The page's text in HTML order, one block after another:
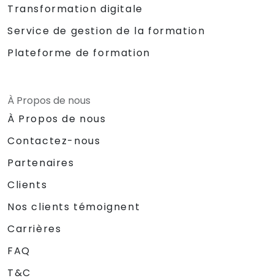
Transformation digitale
Service de gestion de la formation
Plateforme de formation
À Propos de nous
À Propos de nous
Contactez-nous
Partenaires
Clients
Nos clients témoignent
Carrières
FAQ
T&C